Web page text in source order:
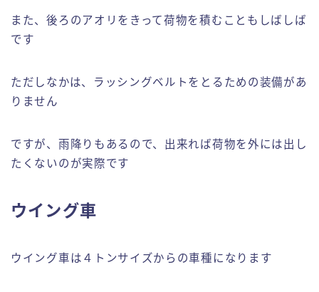
また、後ろのアオリをきって荷物を積むこともしばしば
です
ただしなかは、ラッシングベルトをとるための装備があ
りません
ですが、雨降りもあるので、出来れば荷物を外には出し
たくないのが実際です
ウイング車
ウイング車は４トンサイズからの車種になります